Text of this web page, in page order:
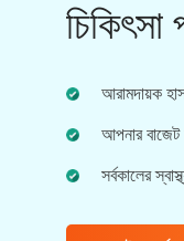
আরামদায়ক
আপনার বাজেট
সর্বকালের
আপনার সমস্যার
চিকিৎসা এবং